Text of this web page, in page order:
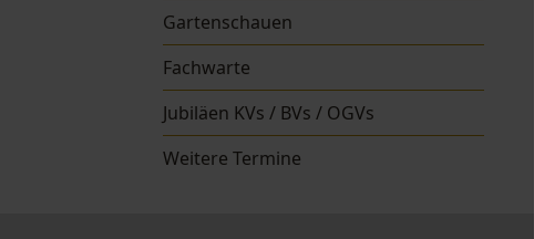
Gartenschauen
Fachwarte
Jubiläen KVs / BVs / OGVs
Weitere Termine